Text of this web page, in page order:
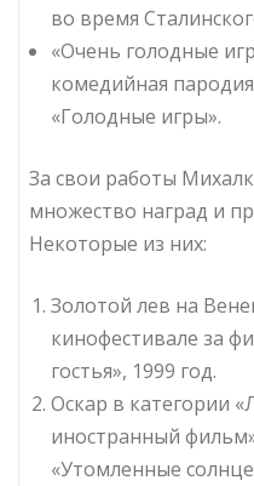
во время
«Очень голодные
комедийная
«Голодные игры».
За свои работы
множество наград и
Некоторые из них:
Золотой лев на
кинофестивале за
гостья», 1999 год.
Оскар в категории
иностранный
«Утомленные